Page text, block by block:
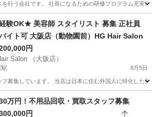
を行う会社です。 社長になるための研修プログラム充実
難波駅 その他 業務
験OK★ 美容師 スタイリスト 募集 正社員
イト可 大阪店（動物園前）HG Hair Salon
円
Salon （大阪店）
駅 8月5日
募集しています。 当店は日本に住む外国人に特化した
宮駅 美容師 未経験
万円！不用品回収・買取スタッフ募集
円